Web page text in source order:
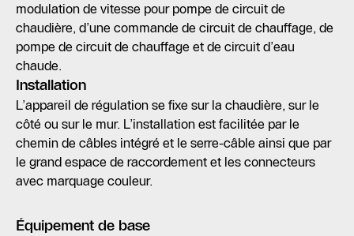
modulation de vitesse pour pompe de circuit de
chaudière, d’une commande de circuit de chauffage, de
pompe de circuit de chauffage et de circuit d’eau
chaude.
Installation
L’appareil de régulation se fixe sur la chaudière, sur le
côté ou sur le mur. L’installation est facilitée par le
chemin de câbles intégré et le serre-câble ainsi que par
le grand espace de raccordement et les connecteurs
avec marquage couleur.
Équipement de base